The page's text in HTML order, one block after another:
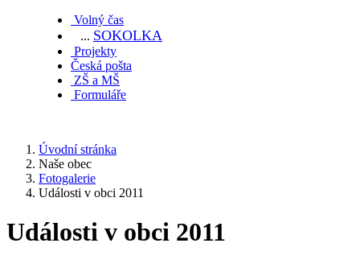
Volný čas
... SOKOLKA
Projekty
Česká pošta
ZŠ a MŠ
Formuláře
Úvodní stránka
Naše obec
Fotogalerie
Události v obci 2011
Události v obci 2011